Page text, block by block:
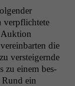
verpflichtete
die
ver­steigernde
zu einem bes­
ein